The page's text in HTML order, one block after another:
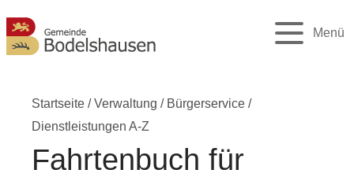
Menü
Startseite /Verwaltung / Bürgerservice /
Dienstleistungen A-Z
Fahrtenbuch für